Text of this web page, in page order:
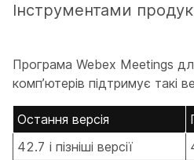
Інструментами
Програма Webex Meetings
комп’ютерів підтримує такі
Остання версія
42.7 і пізніші версії